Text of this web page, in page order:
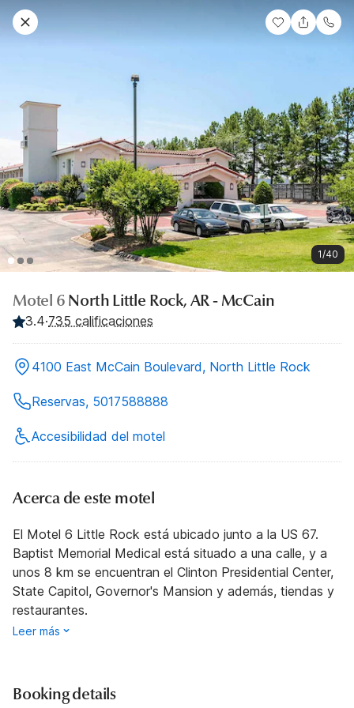
1/40
Motel 6 North Little Rock, AR - McCain
3.4·735 calificaciones
4100 East McCain Boulevard, North Little Rock
Reservas, 5017588888
Accesibilidad del motel
Acerca de este motel
El Motel 6 Little Rock está ubicado junto a la US 67.
Baptist Memorial Medical está situado a una calle, y a
unos 8 km se encuentran el Clinton Presidential Center,
State Capitol, Governor's Mansion y además, tiendas y
restaurantes.
Leer más
Booking details